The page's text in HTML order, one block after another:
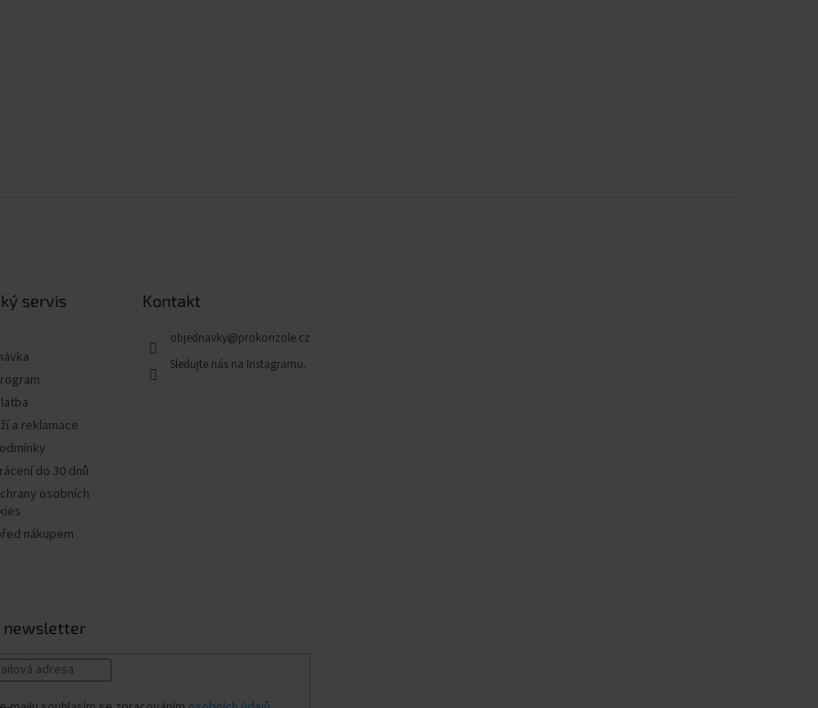
servis
a reklamace
do 30 dnů
osobních
nákupem
Kontakt
objednavky@prokonzole.cz
newsletter